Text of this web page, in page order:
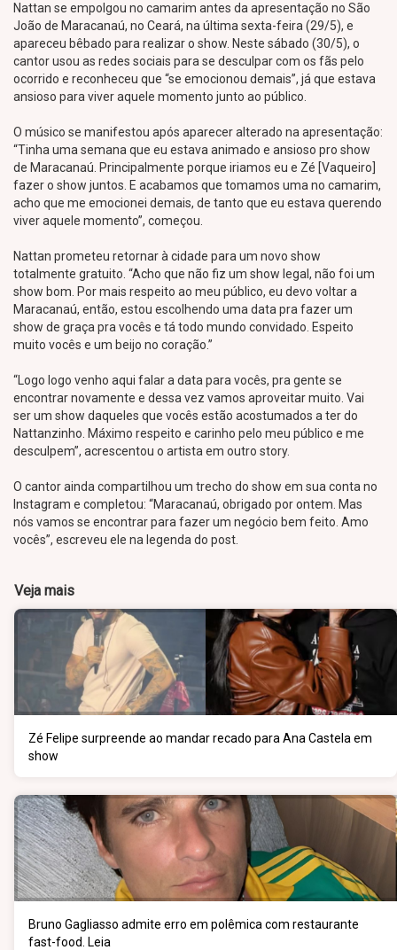
Nattan se empolgou no camarim antes da apresentação no São
João de Maracanaú, no Ceará, na última sexta-feira (29/5), e
apareceu bêbado para realizar o show. Neste sábado (30/5), o
cantor usou as redes sociais para se desculpar com os fãs pelo
ocorrido e reconheceu que “se emocionou demais”, já que estava
ansioso para viver aquele momento junto ao público.
O músico se manifestou após aparecer alterado na apresentação:
“Tinha uma semana que eu estava animado e ansioso pro show
de Maracanaú. Principalmente porque iriamos eu e Zé [Vaqueiro]
fazer o show juntos. E acabamos que tomamos uma no camarim,
acho que me emocionei demais, de tanto que eu estava querendo
viver aquele momento”, começou.
Nattan prometeu retornar à cidade para um novo show
totalmente gratuito. “Acho que não fiz um show legal, não foi um
show bom. Por mais respeito ao meu público, eu devo voltar a
Maracanaú, então, estou escolhendo uma data pra fazer um
show de graça pra vocês e tá todo mundo convidado. Espeito
muito vocês e um beijo no coração.”
“Logo logo venho aqui falar a data para vocês, pra gente se
encontrar novamente e dessa vez vamos aproveitar muito. Vai
ser um show daqueles que vocês estão acostumados a ter do
Nattanzinho. Máximo respeito e carinho pelo meu público e me
desculpem”, acrescentou o artista em outro story.
O cantor ainda compartilhou um trecho do show em sua conta no
Instagram e completou: “Maracanaú, obrigado por ontem. Mas
nós vamos se encontrar para fazer um negócio bem feito. Amo
vocês”, escreveu ele na legenda do post.
Veja mais
Zé Felipe surpreende ao mandar recado para Ana Castela em
show
Bruno Gagliasso admite erro em polêmica com restaurante
fast-food. Leia